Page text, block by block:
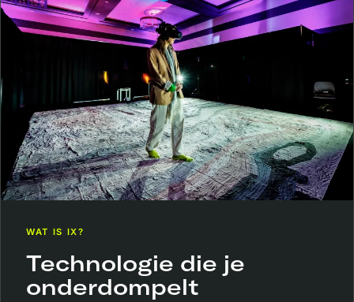
WAT IS IX?
Technologie die je
onderdompelt